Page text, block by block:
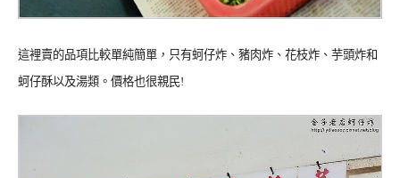
這裡賣的品項比較單純簡單，只有蚵仔炸、豬肉炸、花枝炸、芋頭炸和
蚵仔酥以及湯類。價格也很親民!